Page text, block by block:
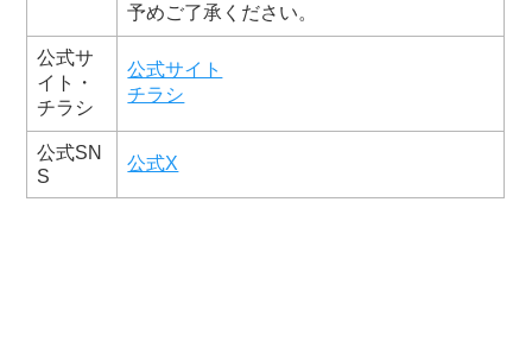
予めご了承ください。
公式サ
イト・
チラシ
公式サイト
チラシ
公式SN
S
公式X